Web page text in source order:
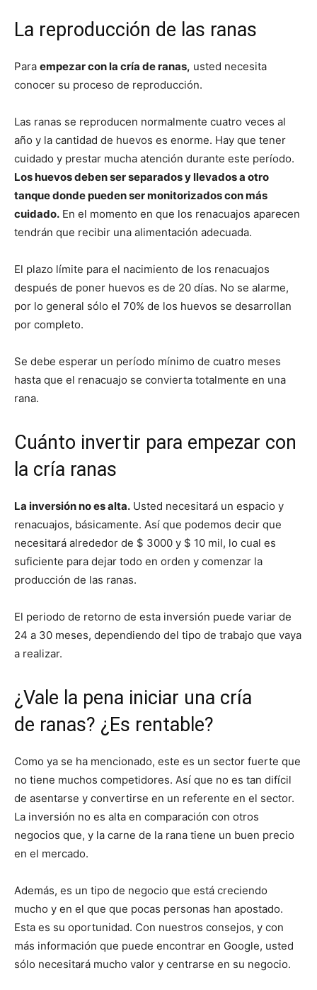
La reproducción de las ranas
Para empezar con la cría de ranas, usted necesita
conocer su proceso de reproducción.
Las ranas se reproducen normalmente cuatro veces al
año y la cantidad de huevos es enorme. Hay que tener
cuidado y prestar mucha atención durante este período.
Los huevos deben ser separados y llevados a otro
tanque donde pueden ser monitorizados con más
cuidado. En el momento en que los renacuajos aparecen
tendrán que recibir una alimentación adecuada.
El plazo límite para el nacimiento de los renacuajos
después de poner huevos es de 20 días. No se alarme,
por lo general sólo el 70% de los huevos se desarrollan
por completo.
Se debe esperar un período mínimo de cuatro meses
hasta que el renacuajo se convierta totalmente en una
rana.
Cuánto invertir para empezar con
la cría ranas
La inversión no es alta. Usted necesitará un espacio y
renacuajos, básicamente. Así que podemos decir que
necesitará alrededor de $ 3000 y $ 10 mil, lo cual es
suficiente para dejar todo en orden y comenzar la
producción de las ranas.
El periodo de retorno de esta inversión puede variar de
24 a 30 meses, dependiendo del tipo de trabajo que vaya
a realizar.
¿Vale la pena iniciar una cría
de ranas? ¿Es rentable?
Como ya se ha mencionado, este es un sector fuerte que
no tiene muchos competidores. Así que no es tan difícil
de asentarse y convertirse en un referente en el sector.
La inversión no es alta en comparación con otros
negocios que, y la carne de la rana tiene un buen precio
en el mercado.
Además, es un tipo de negocio que está creciendo
mucho y en el que que pocas personas han apostado.
Esta es su oportunidad. Con nuestros consejos, y con
más información que puede encontrar en Google, usted
sólo necesitará mucho valor y centrarse en su negocio.